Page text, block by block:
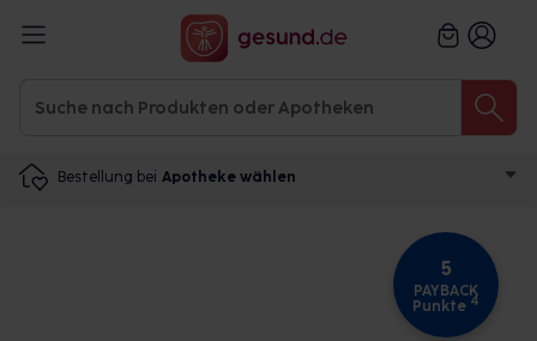
Bestellung bei Apotheke wählen
5
PAYBACK
Punkte 4